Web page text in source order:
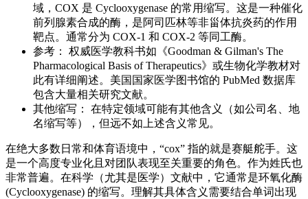
域，COX 是 Cyclooxygenase 的常用缩写。这是一种催化
前列腺素合成的酶，是阿司匹林等非甾体抗炎药的作用
靶点。通常分为 COX-1 和 COX-2 等同工酶。
参考： 权威医学教科书如《Goodman & Gilman's The
Pharmacological Basis of Therapeutics》或生物化学教材对
此有详细阐述。美国国家医学图书馆的 PubMed 数据库
包含大量相关研究文献。
其他缩写： 在特定领域可能有其他含义（如公司名、地
名缩写等），但远不如上述含义常见。
在绝大多数日常和体育语境中，“cox” 指的就是赛艇舵手。这
是一个高度专业化且对团队表现至关重要的角色。作为姓氏也
非常普遍。在科学（尤其是医学）文献中，它通常是环氧化酶
(Cyclooxygenase) 的缩写。理解其具体含义需要结合单词出现